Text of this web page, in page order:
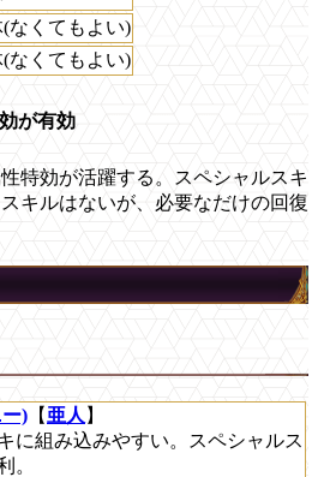
(なくてもよい)
(なくてもよい)
が有効
特効が活躍する。スペシャルスキ
キルはないが、必要なだけの回復
) 【 亜人 】
に組み込みやすい。スペシャルス
。